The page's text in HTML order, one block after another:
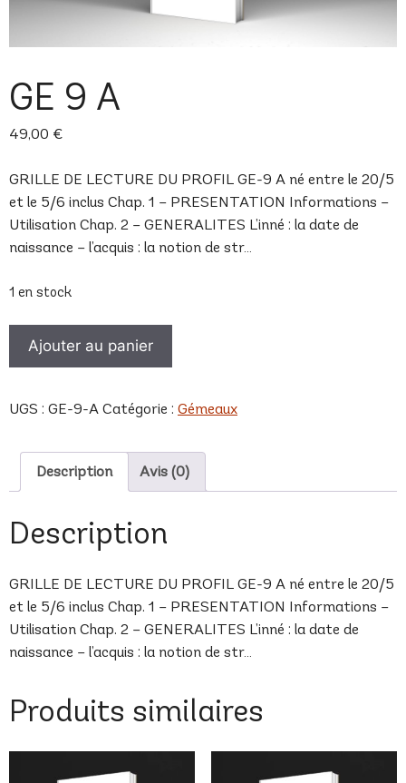
GE 9 A
49,00 €
GRILLE DE LECTURE DU PROFIL GE-9 A né entre le 20/5
et le 5/6 inclus Chap. 1 – PRESENTATION Informations –
Utilisation Chap. 2 – GENERALITES L’inné : la date de
naissance – l’acquis : la notion de str…
1 en stock
9
Ajouter au panier
UGS : GE-9-A Catégorie : Gémeaux
Description Avis (0)
Description
GRILLE DE LECTURE DU PROFIL GE-9 A né entre le 20/5
et le 5/6 inclus Chap. 1 – PRESENTATION Informations –
Utilisation Chap. 2 – GENERALITES L’inné : la date de
naissance – l’acquis : la notion de str…
Produits similaires